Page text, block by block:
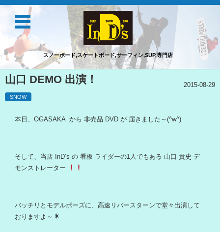
スノーボード,スケートボード,サーフィン,SUP,専門店
コンテンツに移動
山口 DEMO 出演！ 2015-08-29
SNOW
本日、OGASAKA から 非売品 DVD が 届きました～(^w^)
そして、当店 InD’s の 看板 ライダーの1人でもある 山口 貴史 デ
モンストレーター
バッチリとモデルポーズに、高速リバースターンで堂々出演して
おりますよ～